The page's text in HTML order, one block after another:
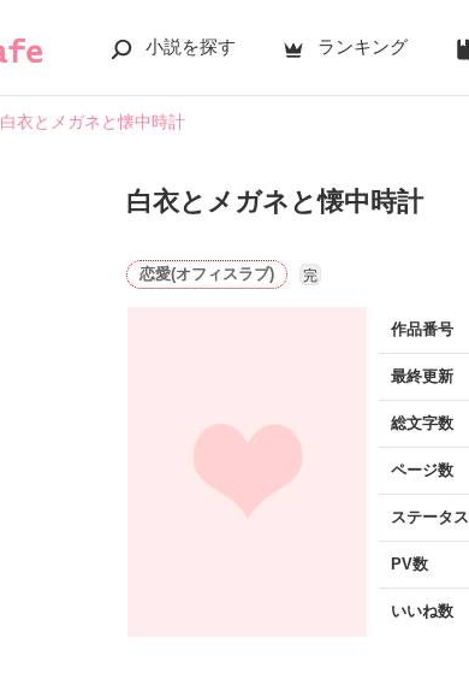
小説を探す ランキング
白衣とメガネと懐中時計
白衣とメガネと懐中時計
恋愛(オフィスラブ) 完
作品番号
最終更新
総文字数
ページ数
ステータス
PV数
いいね数